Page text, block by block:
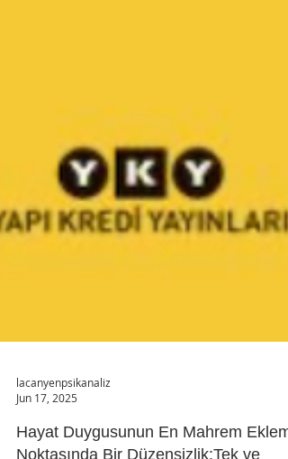
lacanyenpsikanaliz
Jun 17, 2025